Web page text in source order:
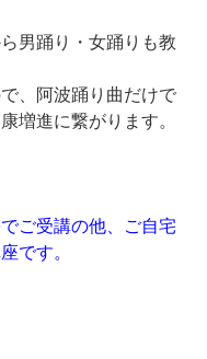
男踊り・女踊りも教
、阿波踊り曲だけで
増進に繋がります。
ご受講の他、ご自宅
です。